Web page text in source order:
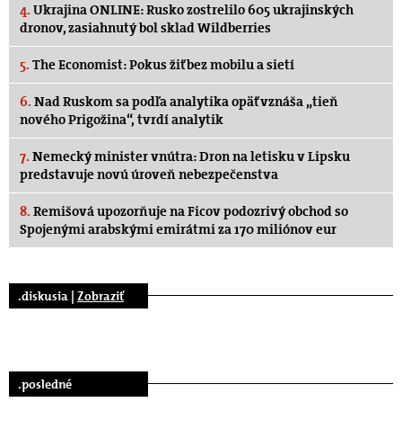
4. Ukrajina ONLINE: Rusko zostrelilo 605 ukrajinských
dronov, zasiahnutý bol sklad Wildberries
5. The Economist: Pokus žiť bez mobilu a sietí
6. Nad Ruskom sa podľa analytika opäť vznáša „tieň
nového Prigožina“, tvrdí analytik
7. Nemecký minister vnútra: Dron na letisku v Lipsku
predstavuje novú úroveň nebezpečenstva
8. Remišová upozorňuje na Ficov podozrivý obchod so
Spojenými arabskými emirátmi za 170 miliónov eur
.diskusia | Zobraziť
.posledné